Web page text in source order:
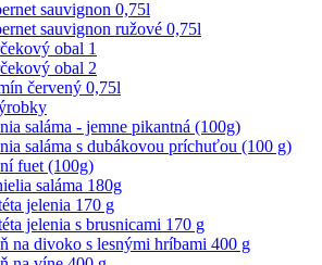
sauvignon 0,75l
sauvignon ružové 0,75l
obal 1
obal 2
červený 0,75l
saláma - jemne pikantná (100g)
saláma s dubákovou príchuťou (100 g)
fuet (100g)
saláma 180g
jelenia 170 g
jelenia s brusnicami 170 g
na divoko s lesnými hríbami 400 g